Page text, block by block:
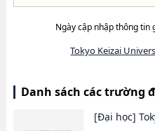
Ngày cập nhập thông tin
Tokyo Keizai
Danh sách các trường
[Đại học]